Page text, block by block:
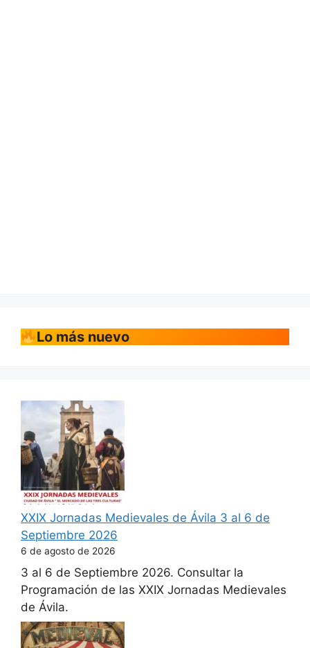
Lo más nuevo
XXIX Jornadas Medievales de Ávila 3 al 6 de
Septiembre 2026
6 de agosto de 2026
3 al 6 de Septiembre 2026. Consultar la
Programación de las XXIX Jornadas Medievales
de Ávila.